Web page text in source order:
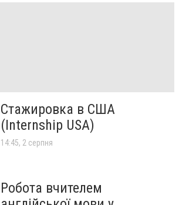
Стажировка в США
(Internship USA)
14:45, 2 серпня
Робота вчителем